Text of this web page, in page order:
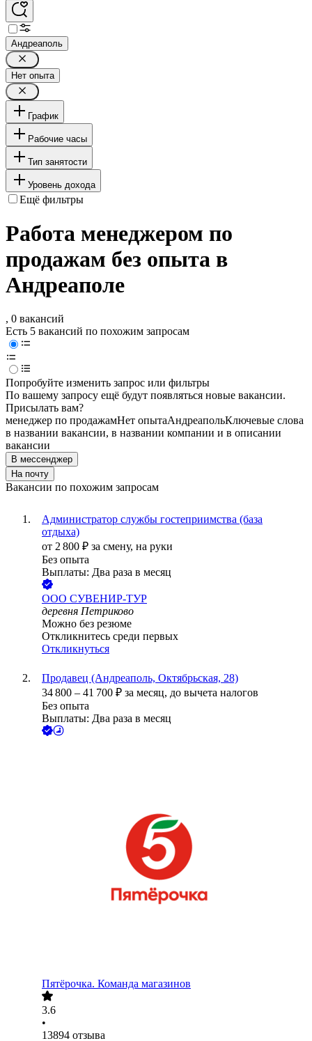
Андреаполь
Нет опыта
График
Рабочие часы
Тип занятости
Уровень дохода
Ещё фильтры
Работа менеджером по
продажам без опыта в
Андреаполе
, 0 вакансий
Есть 5 вакансий по похожим запросам
Попробуйте изменить запрос или фильтры
По вашему запросу ещё будут появляться новые вакансии.
Присылать вам?
менеджер по продажамНет опытаАндреапольКлючевые слова
в названии вакансии, в названии компании и в описании
вакансии
В мессенджер
На почту
Вакансии по похожим запросам
Администратор службы гостеприимства (база
отдыха)
от 2 800 ₽ за смену, на руки
Без опыта
Выплаты: Два раза в месяц
ООО СУВЕНИР-ТУР
деревня Петриково
Можно без резюме
Откликнитесь среди первых
Откликнуться
Продавец (Андреаполь, Октябрьская, 28)
34 800 – 41 700 ₽ за месяц, до вычета налогов
Без опыта
Выплаты: Два раза в месяц
Пятёрочка. Команда магазинов
3.6
•
13894 отзыва